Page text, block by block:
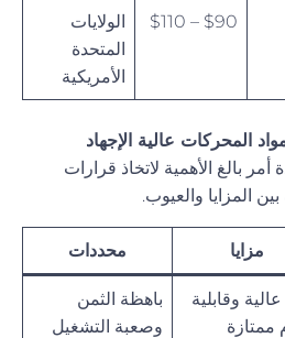
$90 – $110
الولايات
المتحدة
الأمريكية
المحركات عالية الإجهاد
بالغ الأهمية لاتخاذ قرارات
المزايا والعيوب.
مزايا محددات
وقابلية
ممتازة
باهظة الثمن
وصعبة التشغيل